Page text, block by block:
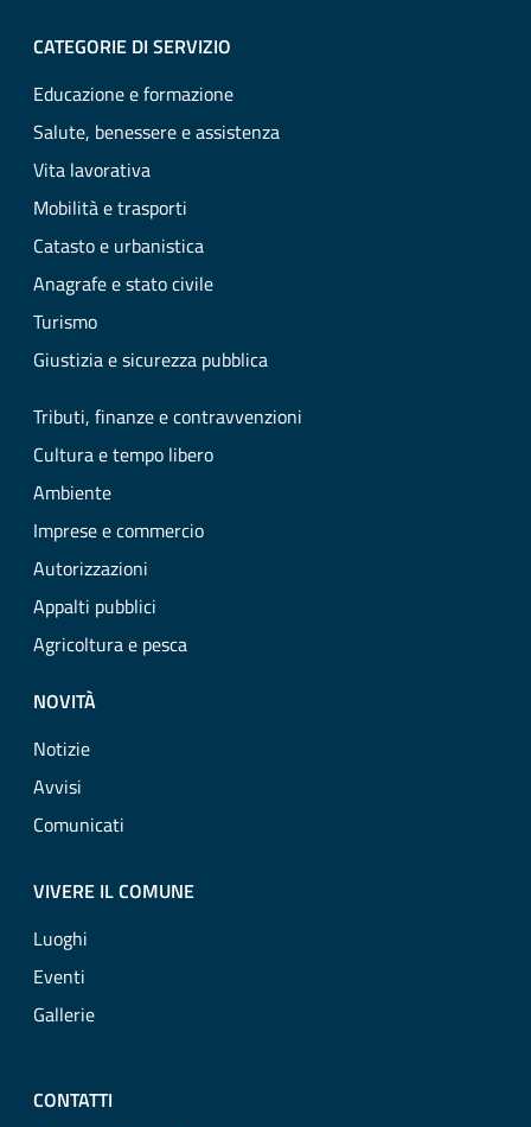
CATEGORIE DI SERVIZIO
Educazione e formazione
Salute, benessere e assistenza
Vita lavorativa
Mobilità e trasporti
Catasto e urbanistica
Anagrafe e stato civile
Turismo
Giustizia e sicurezza pubblica
Tributi, finanze e contravvenzioni
Cultura e tempo libero
Ambiente
Imprese e commercio
Autorizzazioni
Appalti pubblici
Agricoltura e pesca
NOVITÀ
Notizie
Avvisi
Comunicati
VIVERE IL COMUNE
Luoghi
Eventi
Gallerie
CONTATTI